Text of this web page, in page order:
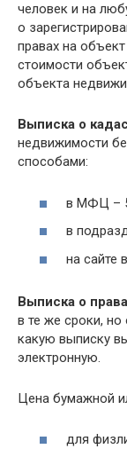
человек и на
о
правах на
стоимости
объекта
Выписка о
недвижимости
способами:
в МФЦ –
в
на сайте
Выписка о
в те же сроки, но
какую выписку
электронную.
Цена бумажной
для